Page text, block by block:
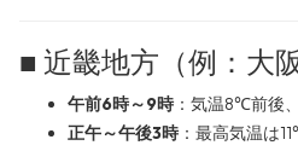
■ 近畿地方（例：大阪
午前6時～9時 ：気温8℃前後
正午～午後3時 ：最高気温は